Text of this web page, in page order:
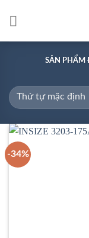
SẢN PHẨM
-34%